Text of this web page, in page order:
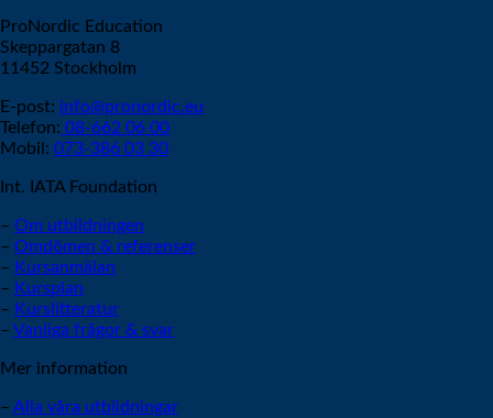
ProNordic Education
Skeppargatan 8
11452 Stockholm
E-post: info@pronordic.eu
Telefon: 08-662 06 00
Mobil: 073-386 03 30
Int. IATA Foundation
– Om utbildningen
– Omdömen & referenser
– Kursanmälan
– Kursplan
– Kurslitteratur
– Vanliga frågor & svar
Mer information
– Alla våra utbildningar